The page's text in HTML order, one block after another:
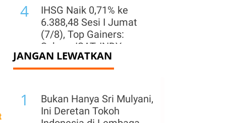
4
IHSG Naik 0,71% ke
6.388,48 Sesi I Jumat
(7/8), Top Gainers:
Saham ISAT, INDY,
MBMA
Buka Suara Soal
Rencana Kemenkeu
Ambil Alih Saham
JANGAN LEWATKAN
1
Bukan Hanya Sri Mulyani,
Ini Deretan Tokoh